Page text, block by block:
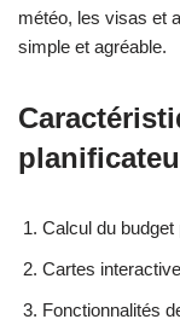
météo, les visas et
simple et agréable.
Calcul du
Cartes
Fonctionnalités